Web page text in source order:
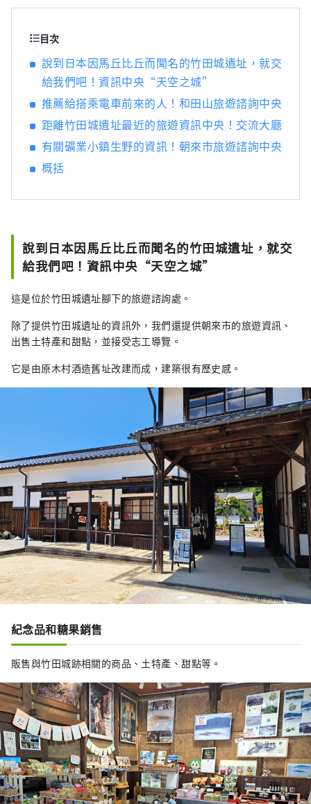
目次
說到日本因馬丘比丘而聞名的竹田城遺址，就交
給我們吧！資訊中央“天空之城”
推薦給搭乘電車前來的人！和田山旅遊諮詢中央
距離竹田城遺址最近的旅遊資訊中央！交流大廳
有關礦業小鎮生野的資訊！朝來市旅遊諮詢中央
概括
說到日本因馬丘比丘而聞名的竹田城遺址，就交
給我們吧！資訊中央“天空之城”
這是位於竹田城遺址腳下的旅遊諮詢處。
除了提供竹田城遺址的資訊外，我們還提供朝來市的旅遊資訊、
出售土特產和甜點，並接受志工導覽。
它是由原木村酒造舊址改建而成，建築很有歷史感。
紀念品和糖果銷售
販售與竹田城跡相關的商品、土特產、甜點等。